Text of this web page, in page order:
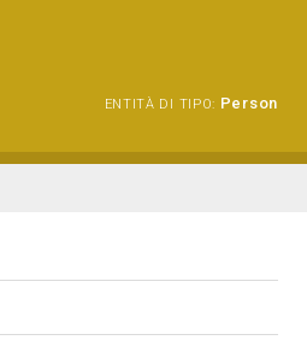
ENTITÀ DI TIPO: Person